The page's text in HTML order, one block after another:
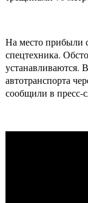
На место прибыли
спецтехника.
устанавливаются.
автотранспорта
сообщили в пресс-